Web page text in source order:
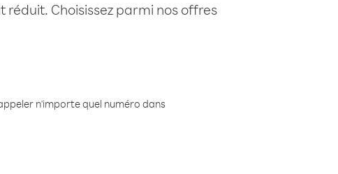
Choisissez parmi nos offres
n'importe quel numéro dans